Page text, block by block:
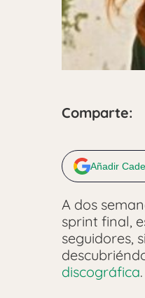
Comparte:
Añadir
A dos
sprint final,
seguidores,
discográfica.